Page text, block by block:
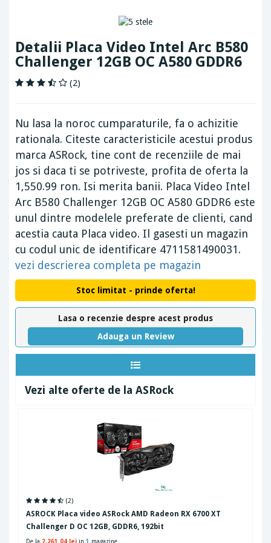
Detalii Placa Video Intel Arc B580
Challenger 12GB OC A580 GDDR6
(2)
Nu lasa la noroc cumparaturile, fa o achizitie
rationala. Citeste caracteristicile acestui produs
marca ASRock, tine cont de recenziile de mai
jos si daca ti se potriveste, profita de oferta la
1,550.99 ron. Isi merita banii. Placa Video Intel
Arc B580 Challenger 12GB OC A580 GDDR6 este
unul dintre modelele preferate de clienti, cand
acestia cauta Placa video. Il gasesti un magazin
cu codul unic de identificare 4711581490031.
vezi descrierea completa pe magazin
Stoc limitat - prinde oferta!
Lasa o recenzie despre acest produs
Adauga un Review
Vezi alte oferte de la ASRock
(2)
ASROCK Placa video ASRock AMD Radeon RX 6700 XT
Challenger D OC 12GB, GDDR6, 192bit